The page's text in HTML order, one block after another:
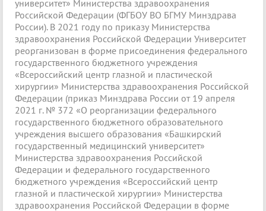
университет» Министерства здравоохранения
Российской Федерации (ФГБОУ ВО БГМУ Минздрава
России). В 2021 году по приказу Министерства
здравоохранения Российской Федерации Университет
реорганизован в форме присоединения федерального
государственного бюджетного учреждения
«Всероссийский центр глазной и пластической
хирургии» Министерства здравоохранения Российской
Федерации (приказ Минздрава России от 19 апреля
2021 г. № 372 «О реорганизации федерального
государственного бюджетного образовательного
учреждения высшего образования «Башкирский
государственный медицинский университет»
Министерства здравоохранения Российской
Федерации и федерального государственного
бюджетного учреждения «Всероссийский центр
глазной и пластической хирургии» Министерства
здравоохранения Российской Федерации в форме